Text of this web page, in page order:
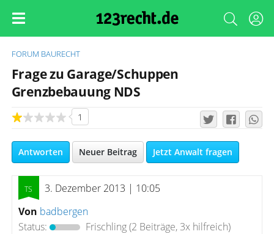
FORUM BAURECHT
Frage zu Garage/Schuppen
Grenzbebauung NDS
1
Antworten Neuer Beitrag Jetzt Anwalt fragen
3. Dezember 2013 | 10:05
Von badbergen
Status:
Frischling(2 Beiträge, 3x hilfreich)